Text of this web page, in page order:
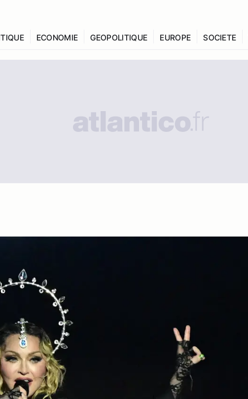
ECONOMIE GEOPOLITIQUE EUROPE SOCIETE